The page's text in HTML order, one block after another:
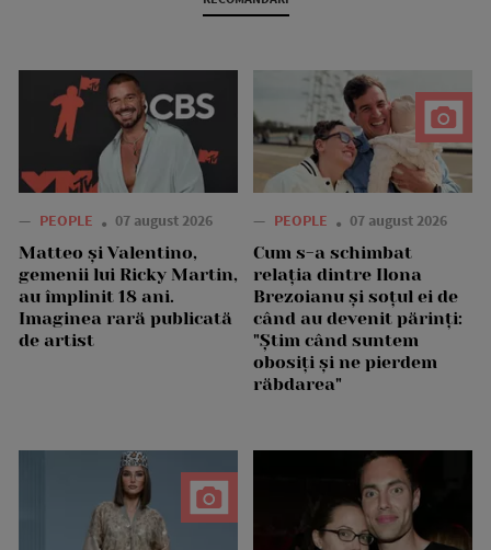
— PEOPLE 07 august 2026
Matteo și Valentino,
gemenii lui Ricky Martin,
au împlinit 18 ani.
Imaginea rară publicată
de artist
— PEOPLE 07 august 2026
Cum s-a schimbat
relația dintre Ilona
Brezoianu și soțul ei de
când au devenit părinți:
"Știm când suntem
obosiți și ne pierdem
răbdarea"